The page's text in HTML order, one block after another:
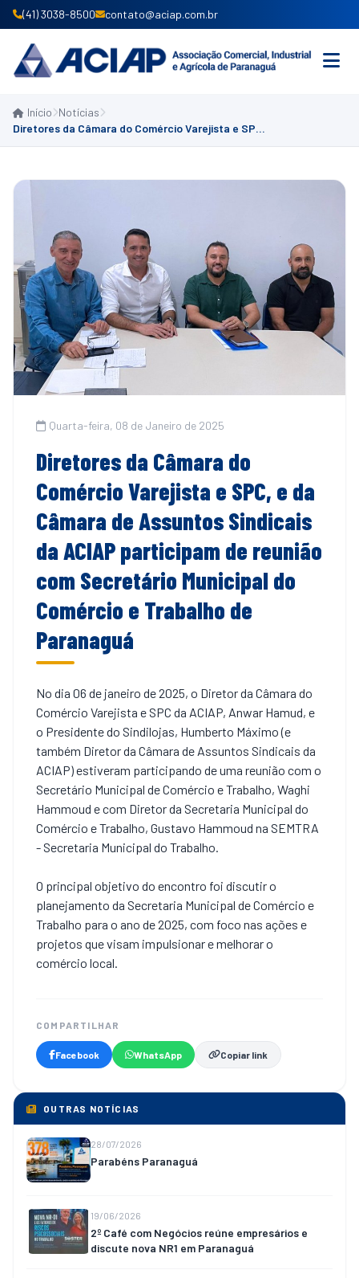
(41) 3038-8500 contato@aciap.com.br
INICIO
CONVÊNIOS
NOTÍCIAS
Início Notícias
Diretores da Câmara do Comércio Varejista e SPC, e da Câmara de Assuntos Sindicais da ACIAP participam de reunião com Secretário Municipal do Comércio e Trabalho de Paranaguá
Quarta-feira, 08 de Janeiro de 2025
Diretores da Câmara do
Comércio Varejista e SPC, e da
Câmara de Assuntos Sindicais
da ACIAP participam de reunião
com Secretário Municipal do
Comércio e Trabalho de
Paranaguá
No dia 06 de janeiro de 2025, o Diretor da Câmara do
Comércio Varejista e SPC da ACIAP, Anwar Hamud, e
o Presidente do Sindilojas, Humberto Máximo (e
também Diretor da Câmara de Assuntos Sindicais da
ACIAP) estiveram participando de uma reunião com o
Secretário Municipal de Comércio e Trabalho, Waghi
Hammoud e com Diretor da Secretaria Municipal do
Comércio e Trabalho, Gustavo Hammoud na SEMTRA
- Secretaria Municipal do Trabalho.
O principal objetivo do encontro foi discutir o
planejamento da Secretaria Municipal de Comércio e
Trabalho para o ano de 2025, com foco nas ações e
projetos que visam impulsionar e melhorar o
comércio local.
COMPARTILHAR
Facebook WhatsApp Copiar link
OUTRAS NOTÍCIAS
28/07/2026
Parabéns Paranaguá
19/06/2026
2º Café com Negócios reúne empresários e
discute nova NR1 em Paranaguá